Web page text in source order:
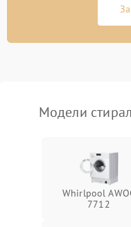
Модели
Whirlpool
7712